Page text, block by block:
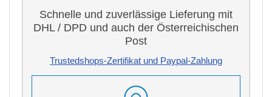
Schnelle und zuverlässige Lieferung mit
DHL / DPD und auch der Österreichischen
Post
Trustedshops-Zertifikat und Paypal-Zahlung